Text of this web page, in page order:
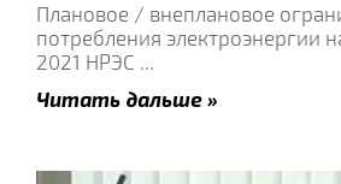
Плановое / внеплановое
потребления электроэнергии
2021 НРЭС ...
Читать дальше »